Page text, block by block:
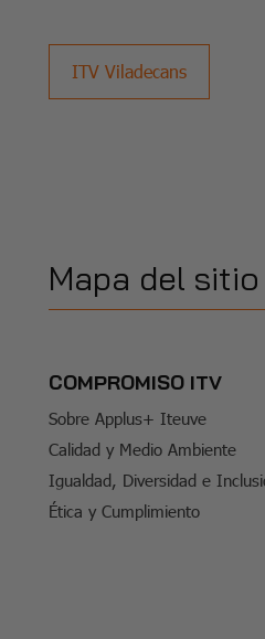
ITV Viladecans
Mapa del sitio
COMPROMISO ITV
Sobre Applus+ Iteuve
Calidad y Medio Ambiente
Igualdad, Diversidad e
Ética y Cumplimiento